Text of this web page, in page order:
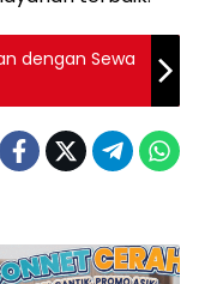
dengan Sewa